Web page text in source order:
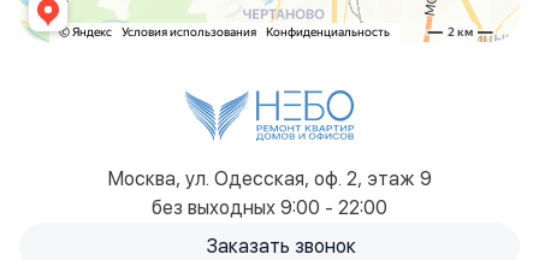
Москва, ул. Одесская, оф. 2, этаж 9
без выходных 9:00 - 22:00
Заказать звонок